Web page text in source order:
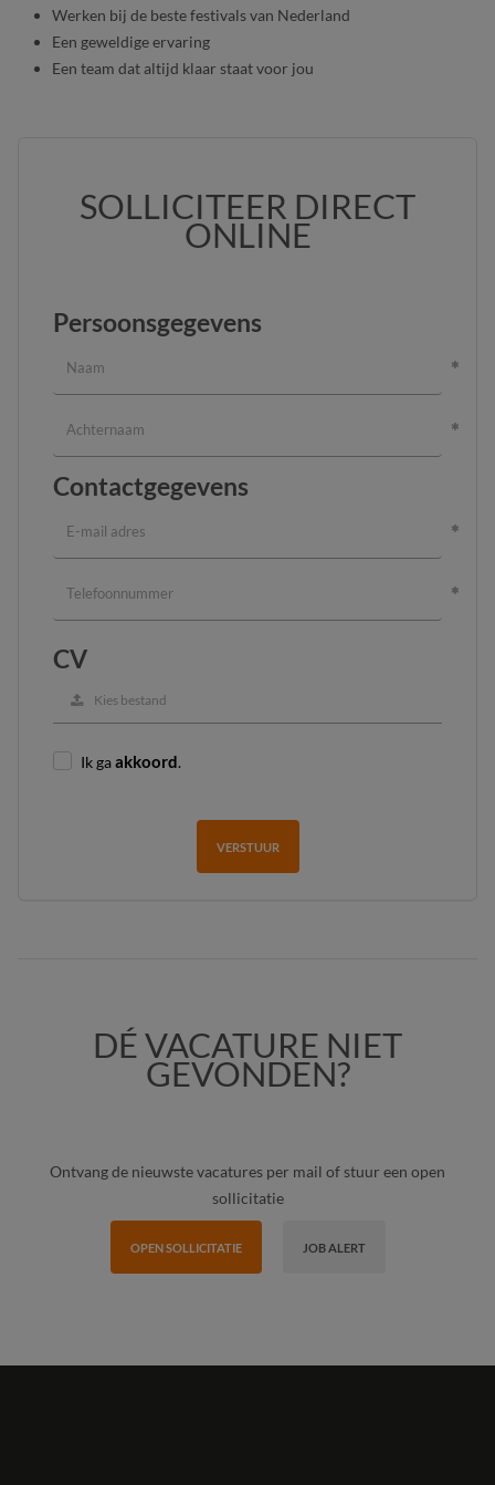
Werken bij de beste festivals van Nederland
Een geweldige ervaring
Een team dat altijd klaar staat voor jou
SOLLICITEER DIRECT
ONLINE
Persoonsgegevens
Contactgegevens
CV
Kies bestand
Ik gaakkoord.
VERSTUUR
DÉ VACATURE NIET
GEVONDEN?
Ontvang de nieuwste vacatures per mail of stuur een open
sollicitatie
OPEN SOLLICITATIE JOB ALERT